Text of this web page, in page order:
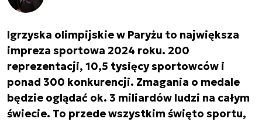
Igrzyska olimpijskie w Paryżu to największa
impreza sportowa 2024 roku. 200
reprezentacji, 10,5 tysięcy sportowców i
ponad 300 konkurencji. Zmagania o medale
będzie oglądać ok. 3 miliardów ludzi na całym
świecie. To przede wszystkim święto sportu,